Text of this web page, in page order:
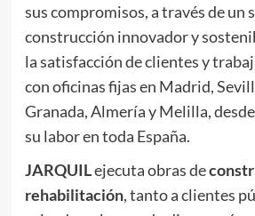
sus compromisos, a través de un
construcción innovador y
la satisfacción de clientes y
con oficinas fijas en Madrid,
Granada, Almería y Melilla,
su labor en toda España.
JARQUILejecuta obras de
rehabilitación, tanto a clientes